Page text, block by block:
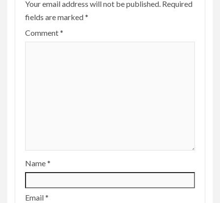
Your email address will not be published. Required
fields are marked*
Comment*
Name*
Email*